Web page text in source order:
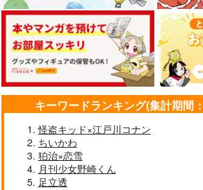
作品詳細 作品詳細
キーワードランキング(集計期間
怪盗キッド×江戸川コナン
ちいかわ
狛治×恋雪
月刊少女野崎くん
足立透